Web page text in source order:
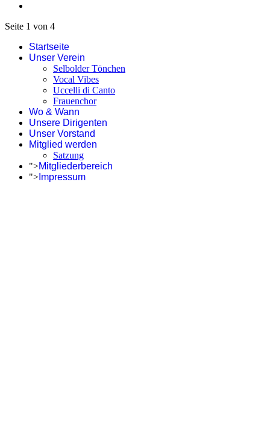
Seite 1 von 4
Startseite
Unser Verein
Selbolder Tönchen
Vocal Vibes
Uccelli di Canto
Frauenchor
Wo & Wann
Unsere Dirigenten
Unser Vorstand
Mitglied werden
Satzung
">Mitgliederbereich
"> Impressum